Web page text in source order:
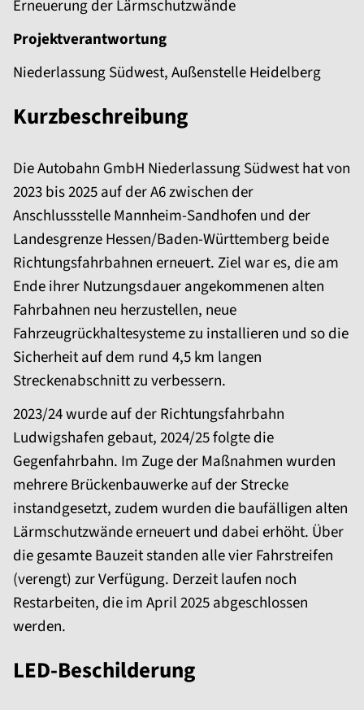
Erneuerung der Lärmschutzwände
Projektverantwortung
Niederlassung Südwest, Außenstelle Heidelberg
Kurzbeschreibung
Die Autobahn GmbH Niederlassung Südwest hat von
2023 bis 2025 auf der A6 zwischen der
Anschlussstelle Mannheim-Sandhofen und der
Landesgrenze Hessen/Baden-Württemberg beide
Richtungsfahrbahnen erneuert. Ziel war es, die am
Ende ihrer Nutzungsdauer angekommenen alten
Fahrbahnen neu herzustellen, neue
Fahrzeugrückhaltesysteme zu installieren und so die
Sicherheit auf dem rund 4,5 km langen
Streckenabschnitt zu verbessern.
2023/24 wurde auf der Richtungsfahrbahn
Ludwigshafen gebaut, 2024/25 folgte die
Gegenfahrbahn. Im Zuge der Maßnahmen wurden
mehrere Brücken­bau­wer­ke auf der Strecke
instandgesetzt, zudem wurden die baufälligen alten
Lärm­schutz­­wände erneuert und dabei erhöht. Über
die gesamte Bauzeit standen alle vier Fahrstreifen
(verengt) zur Verfügung. Derzeit laufen noch
Restarbeiten, die im April 2025 abgeschlossen
werden.
LED-Beschilderung